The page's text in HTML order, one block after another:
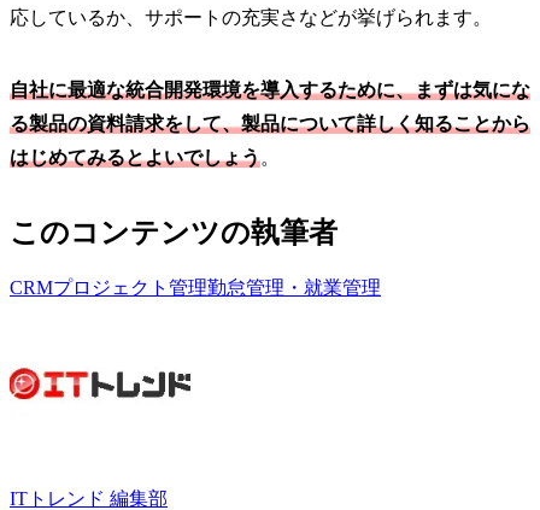
応しているか、サポートの充実さなどが挙げられます。
自社に最適な統合開発環境を導入するために、まずは気にな
る製品の資料請求をして、製品について詳しく知ることから
はじめてみるとよいでしょう。
このコンテンツの執筆者
CRMプロジェクト管理勤怠管理・就業管理
ITトレンド 編集部